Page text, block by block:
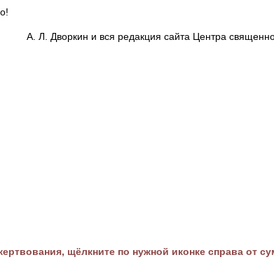
А. Л. Дворкин и вся редакция сайта Центра
щёлкните по нужной иконке справа от